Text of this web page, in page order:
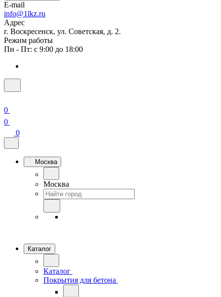
E-mail
info@1lkz.ru
Адрес
г. Воскресенск, ул. Советская, д. 2.
Режим работы
Пн - Пт: с 9:00 до 18:00
0
0
0
Москва
Москва
Каталог
Каталог
Покрытия для бетона